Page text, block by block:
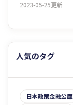
2023-05-25更新
人気のタグ
日本政策金融公庫